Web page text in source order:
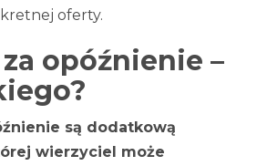
oferty.
opóźnienie –
są dodatkową
wierzyciel może